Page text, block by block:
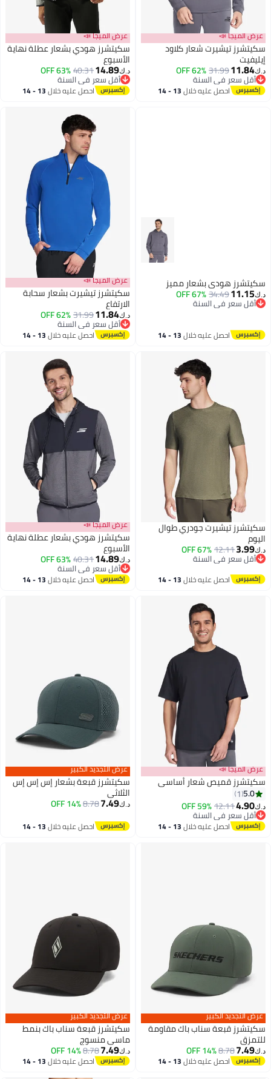
عرض الميجا 📣
سكيتشرز تيشيرت شعار كلاود
إيليفيت
د.ك‏11.84
31.99
62% OFF
أقل سعر في السنة
أقل سعر في السنة
احصل عليه خلال 13 - 14
عرض الميجا 📣
سكيتشرز هودي بشعار عطلة نهاية
الأسبوع
د.ك‏14.89
40.31
63% OFF
أقل سعر في السنة
أقل سعر في السنة
احصل عليه خلال 13 - 14
سكيتشرز هودي بشعار مميز
د.ك‏11.15
34.49
67% OFF
أقل سعر في السنة
أقل سعر في السنة
احصل عليه خلال 13 - 14
عرض الميجا 📣
سكيتشرز تيشيرت بشعار سحابة
الارتفاع
د.ك‏11.84
31.99
62% OFF
أقل سعر في السنة
أقل سعر في السنة
احصل عليه خلال 13 - 14
سكيتشرز تيشيرت جودري طوال
اليوم
د.ك‏3.99
12.11
67% OFF
أقل سعر في السنة
أقل سعر في السنة
احصل عليه خلال 13 - 14
عرض الميجا 📣
سكيتشرز هودي بشعار عطلة نهاية
الأسبوع
د.ك‏14.89
40.31
63% OFF
أقل سعر في السنة
أقل سعر في السنة
احصل عليه خلال 13 - 14
عرض الميجا 📣
سكيتشرز قميص شعار أساسي
5.0
1
د.ك‏4.90
12.11
59% OFF
أقل سعر في السنة
أقل سعر في السنة
احصل عليه خلال 13 - 14
عرض التجديد الكبير
سكيتشرز قبعة بشعار إس إس إس
الثلاثي
د.ك‏7.49
8.78
14% OFF
احصل عليه خلال 13 - 14
عرض التجديد الكبير
سكيتشرز قبعة سناب باك مقاومة
للتمزق
د.ك‏7.49
8.78
14% OFF
احصل عليه خلال 13 - 14
عرض التجديد الكبير
سكيتشرز قبعة سناب باك بنمط
ماسي منسوج
د.ك‏7.49
8.78
14% OFF
احصل عليه خلال 13 - 14